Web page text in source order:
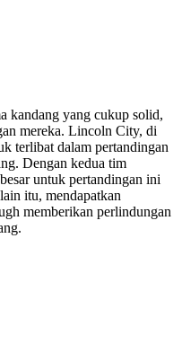
kandang yang cukup solid,
mereka. Lincoln City, di
terlibat dalam pertandingan
Dengan kedua tim
untuk pertandingan ini
itu, mendapatkan
memberikan perlindungan